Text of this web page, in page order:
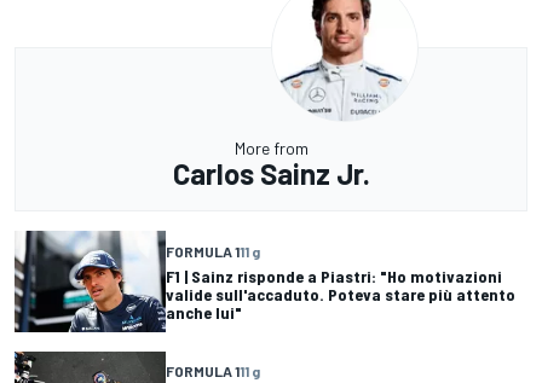
More from
Carlos Sainz Jr.
FORMULA 111 g
F1 | Sainz risponde a Piastri: "Ho motivazioni
valide sull'accaduto. Poteva stare più attento
anche lui"
FORMULA 111 g